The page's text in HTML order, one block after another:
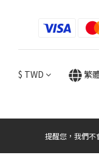
$ TWD 繁
提醒您，我們不